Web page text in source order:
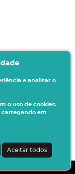
e analisar o
o uso de cookies.
carregando em
Aceitar todos